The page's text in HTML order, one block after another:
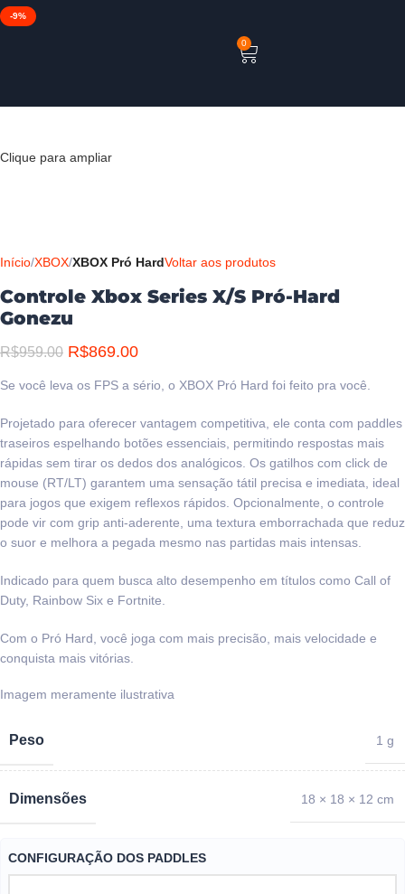
0
-9%
Clique para ampliar
Início XBOX XBOX Pró HardVoltar aos produtos
Controle Xbox Series X/S Pró-Hard
Gonezu
R$959.00 R$869.00
Se você leva os FPS a sério, o XBOX Pró Hard foi feito pra você.
Projetado para oferecer vantagem competitiva, ele conta com paddles
traseiros espelhando botões essenciais, permitindo respostas mais
rápidas sem tirar os dedos dos analógicos. Os gatilhos com click de
mouse (RT/LT) garantem uma sensação tátil precisa e imediata, ideal
para jogos que exigem reflexos rápidos. Opcionalmente, o controle
pode vir com grip anti-aderente, uma textura emborrachada que reduz
o suor e melhora a pegada mesmo nas partidas mais intensas.
Indicado para quem busca alto desempenho em títulos como Call of
Duty, Rainbow Six e Fortnite.
Com o Pró Hard, você joga com mais precisão, mais velocidade e
conquista mais vitórias.
Peso 1 g
Dimensões 18 × 18 × 12 cm
CONFIGURAÇÃO DOS PADDLES